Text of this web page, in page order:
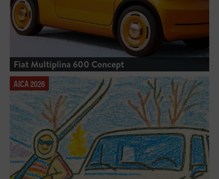
Fiat Multiplina 600 Concept
AICA 2026